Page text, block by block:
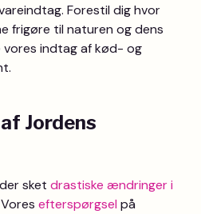
Forestil dig hvor
frigøre til naturen og dens
vores indtag af kød- og
Jordens
sket drastiske ændringer i
efterspørgsel på